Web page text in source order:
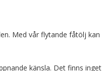
Med vår flytande fåtölj
känsla. Det finns